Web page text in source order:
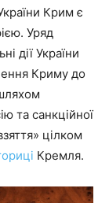
Крим є
Уряд
дії України
Криму до
та санкційної
цілком
Кремля.